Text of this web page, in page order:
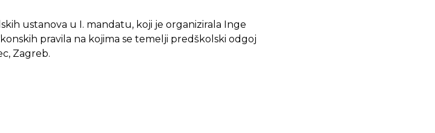
ustanova u I. mandatu, koji je organizirala Inge
pravila na kojima se temelji predškolski odgoj
Zagreb.